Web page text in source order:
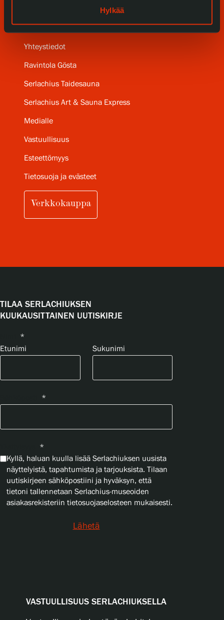
Hylkää
Gösta Serlachiuksen taidesäätiö
Yhteystiedot
Ravintola Gösta
Serlachius Taidesauna
Serlachius Art & Sauna Express
Medialle
Vastuullisuus
Esteettömyys
Tietosuoja ja evästeet
Verkkokauppa
TILAA SERLACHIUKSEN
KUUKAUSITTAINEN UUTISKIRJE
*
Etunimi
Sukunimi
*
*
Kyllä, haluan kuulla lisää Serlachiuksen uusista
näyttelyistä, tapahtumista ja tarjouksista. Tilaan
uutiskirjeen sähköpostiini ja hyväksyn, että
tietoni tallennetaan Serlachius-museoiden
asiakasrekisteriin tietosuojaselosteen mukaisesti.
Lähetä
VASTUULLISUUS SERLACHIUKSELLA